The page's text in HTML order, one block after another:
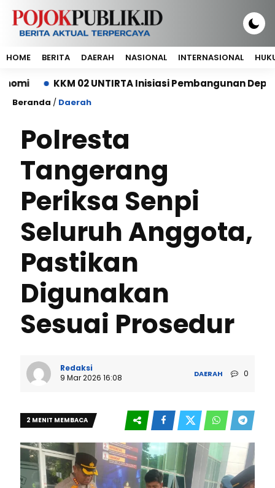
HOME BERITA DAERAH NASIONAL INTERNASIONAL
KKM 02 UNTIRTA Inisiasi Pembangunan Depo
Beranda / Daerah
Polresta
Tangerang
Periksa Senpi
Seluruh Anggota,
Pastikan
Digunakan
Sesuai Prosedur
Redaksi
9 Mar 2026 16:08
DAERAH 0
2 MENIT MEMBACA